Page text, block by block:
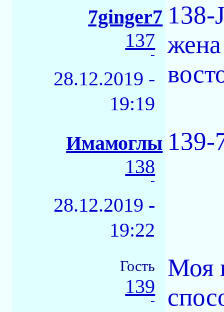
7ginger7
137
-
28.12.2019 -
19:19
138-
Имамоглы
138
-
28.12.2019 -
19:22
139-
Гость
139
-
Моя